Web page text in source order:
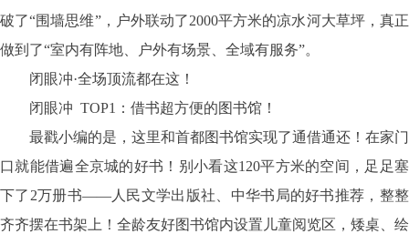
破了“围墙思维”，户外联动了2000平方米的凉水河大草坪，真正
做到了“室内有阵地、户外有场景、全域有服务”。
闭眼冲·全场顶流都在这！
闭眼冲 TOP1：借书超方便的图书馆！
最戳小编的是，这里和首都图书馆实现了通借通还！在家门
口就能借遍全京城的好书！别小看这120平方米的空间，足足塞
下了2万册书——人民文学出版社、中华书局的好书推荐，整整
齐齐摆在书架上！全龄友好图书馆内设置儿童阅览区，矮桌、绘